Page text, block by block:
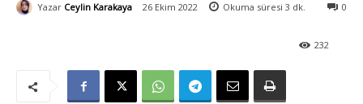
Yazar Ceylin Karakaya 26 Ekim 2022 Okuma süresi 3 dk. 0
232